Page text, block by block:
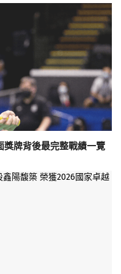
獎牌背後最完整戰績一覽